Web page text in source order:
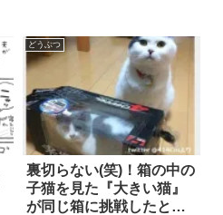
どうぶつ
裏切らない(笑)！箱の中の
子猫を見た『大きい猫』
が同じ箱に挑戦したとこ